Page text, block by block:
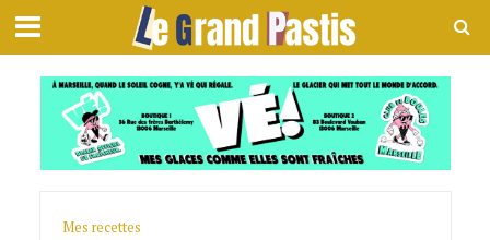
Mes recettes